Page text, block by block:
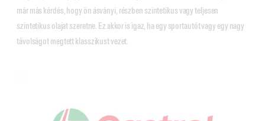
már más kérdés, hogy ön ásványi, részben szintetikus vagy teljesen
szintetikus olajat szeretne. Ez akkor is igaz, ha egy sportautót vagy egy nagy
távolságot megtett klasszikust vezet.